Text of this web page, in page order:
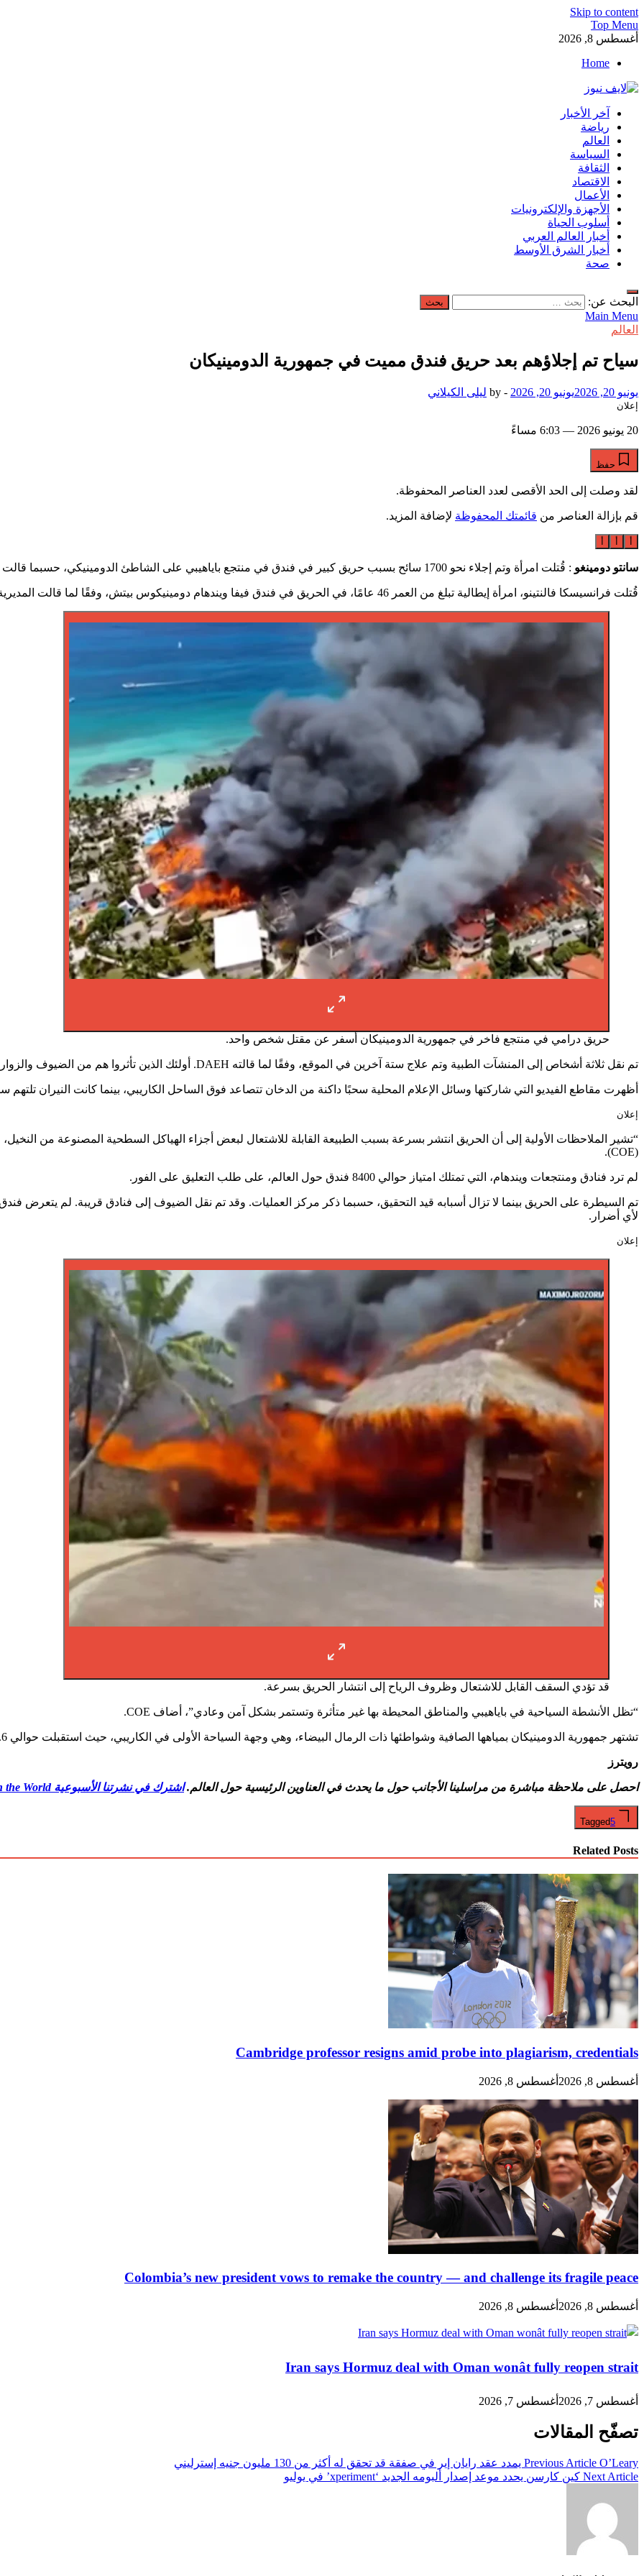
Skip to content
Top Menu
أغسطس 8, 2026
Home
لايف نيوز
آخر الأخبار العاجلة لحظة بلحظة من العالم العربي والعالم
آخر الأخبار
رياضة
العالم
السياسة
الثقافة
الاقتصاد
الأعمال
الأجهزة والإلكترونيات
أسلوب الحياة
أخبار العالم العربي
أخبار الشرق الأوسط
صحة
البحث عن:
Main Menu
العالم
سياح تم إجلاؤهم بعد حريق فندق مميت في جمهورية الدومينيكان
يونيو 20, 2026 يونيو 20, 2026 -
by ليلى الكيلاني
إعلان
20 يونيو 2026 — 6:03 مساءً
حفظ
لقد وصلت إلى الحد الأقصى لعدد العناصر المحفوظة.
قم بإزالة العناصر من قائمتك المحفوظة لإضافة المزيد.
أ أ أ
سانتو دومينغو : قُتلت امرأة وتم إجلاء نحو 1700 سائح بسبب حريق كبير في فندق في منتجع باياهيبي على الشاطئ الدومينيكي، حسبما قالت السلطات المحلية يوم الجمعة.
قُتلت فرانسيسكا فالنتينو، امرأة إيطالية تبلغ من العمر 46 عامًا، في الحريق في فندق فيفا ويندهام دومينيكوس بيتش، وفقًا لما قالت المديرية العامة لخدمات الطوارئ خارج المستشفى (DAEH) في بيان.
حريق درامي في منتجع فاخر في جمهورية الدومينيكان أسفر عن مقتل شخص واحد.
تم نقل ثلاثة أشخاص إلى المنشآت الطبية وتم علاج ستة آخرين في الموقع، وفقًا لما قالته DAEH. أولئك الذين تأثروا هم من الضيوف والزوار وفرق الطوارئ.
أظهرت مقاطع الفيديو التي شاركتها وسائل الإعلام المحلية سحبًا داكنة من الدخان تتصاعد فوق الساحل الكاريبي، بينما كانت النيران
إعلان
“تشير الملاحظات الأولية إلى أن الحريق انتشر بسرعة بسبب الطبيعة القابلة للاشتعال لبعض أجزاء الهياكل السطحية المصنوعة من
(COE).
لم ترد فنادق ومنتجعات ويندهام، التي تمتلك امتياز حوالي 8400 فندق حول العالم، على طلب التعليق على الفور.
تم السيطرة على الحريق بينما لا تزال أسبابه قيد التحقيق، حسبما ذكر مركز العمليات. وقد تم نقل الضيوف إلى فنادق قريبة. لم يتعرض
لأي أضرار.
إعلان
قد تؤدي السقف القابل للاشتعال وظروف الرياح إلى انتشار الحريق بسرعة.
“تظل الأنشطة السياحية في باياهيبي والمناطق المحيطة بها غير متأثرة وتستمر بشكل آمن وعادي”، أضاف COE.
تشتهر جمهورية الدومينيكان بمياهها الصافية وشواطئها ذات الرمال البيضاء، وهي وجهة السياحة الأولى في الكاريبي، حيث استقبلت حوالي 5.6 مليون زائر في الأشهر الخمسة الأولى من هذا العام.
رويترز
احصل على ملاحظة مباشرة من مراسلينا الأجانبحول ما يحدث في العناوين الرئيسية حول العالم.اشترك في نشرتنا الأسبوعية What in the World
Tagged5
Related Posts
Cambridge professor resigns amid probe into plagiarism, credentials
أغسطس 8, 2026 أغسطس 8, 2026
Colombia’s new president vows to remake the country — and challenge its fragile peace
أغسطس 8, 2026 أغسطس 8, 2026
Iran says Hormuz deal with Oman wonât fully reopen strait
أغسطس 7, 2026 أغسطس 7, 2026
تصفّح المقالات
Previous Article O’Leary يمدد عقد رايان إير في صفقة قد تحقق له أكثر من 130 مليون جنيه إسترليني
Next Article كين كارسن يحدد موعد إصدار ألبومه الجديد ‘xperiment’ في يوليو